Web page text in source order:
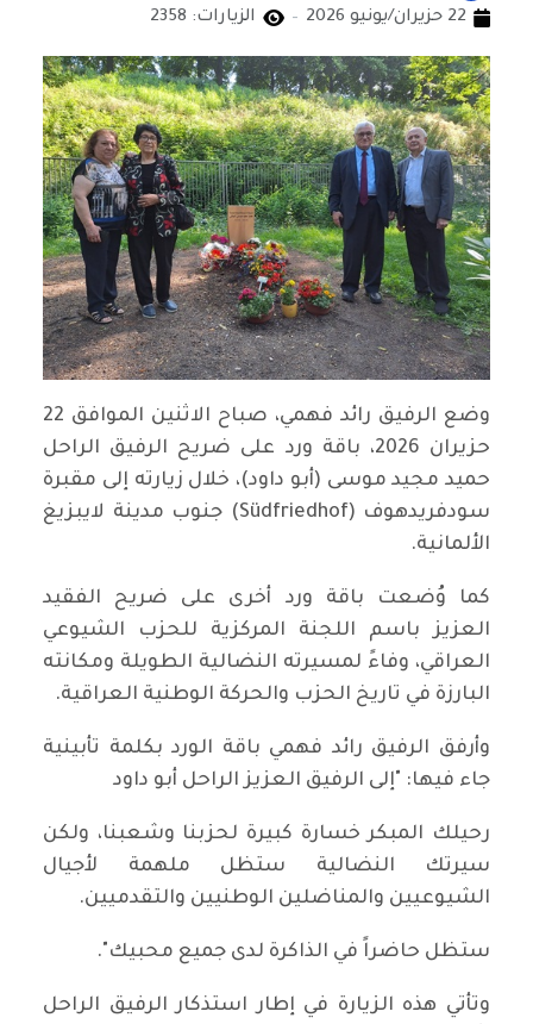
22 حزيران/يونيو 2026
الزيارات: 2358
وضع الرفيق رائد فهمي، صباح الاثنين الموافق 22
حزيران 2026، باقة ورد على ضريح الرفيق الراحل
حميد مجيد موسى (أبو داود)، خلال زيارته إلى مقبرة
سودفريدهوف (Südfriedhof) جنوب مدينة لايبزيغ
الألمانية.
كما وُضعت باقة ورد أخرى على ضريح الفقيد
العزيز باسم اللجنة المركزية للحزب الشيوعي
العراقي، وفاءً لمسيرته النضالية الطويلة ومكانته
البارزة في تاريخ الحزب والحركة الوطنية العراقية.
وأرفق الرفيق رائد فهمي باقة الورد بكلمة تأبينية
جاء فيها: "إلى الرفيق العزيز الراحل أبو داود
رحيلك المبكر خسارة كبيرة لحزبنا وشعبنا، ولكن
سيرتك النضالية ستظل ملهمة لأجيال
الشيوعيين والمناضلين الوطنيين والتقدميين.
ستظل حاضراً في الذاكرة لدى جميع محبيك".
وتأتي هذه الزيارة في إطار استذكار الرفيق الراحل